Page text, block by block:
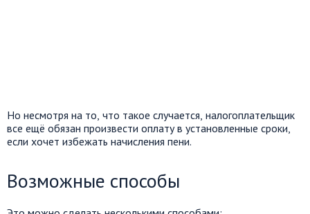
Но несмотря на то, что такое случается, налогоплательщик
все ещё обязан произвести оплату в установленные сроки,
если хочет избежать начисления пени.
Возможные способы